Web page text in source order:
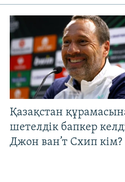
Қазақстан
шетелдік бапкер
Джон ван’т Схип кім?